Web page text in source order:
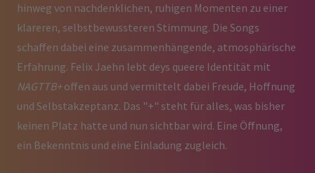
hinweg von nachdenklichen, ruhigen Momenten zu einer
klareren, selbstbewussteren Stimmung. Die Songs
schaffen dabei eine zusammenhängende, atmosphärische
Erfahrung. Felix Jaehn lebt deys queere Identität mit
NAGTTB+offen aus und vermittelt dabei Freude, Hoffnung
und Selbstakzeptanz. Das "+" steht für alles, was bisher
keinen Platz hatte und nun sichtbar wird. Eine Öffnung,
ein Bekenntnis und eine Einladung zugleich.